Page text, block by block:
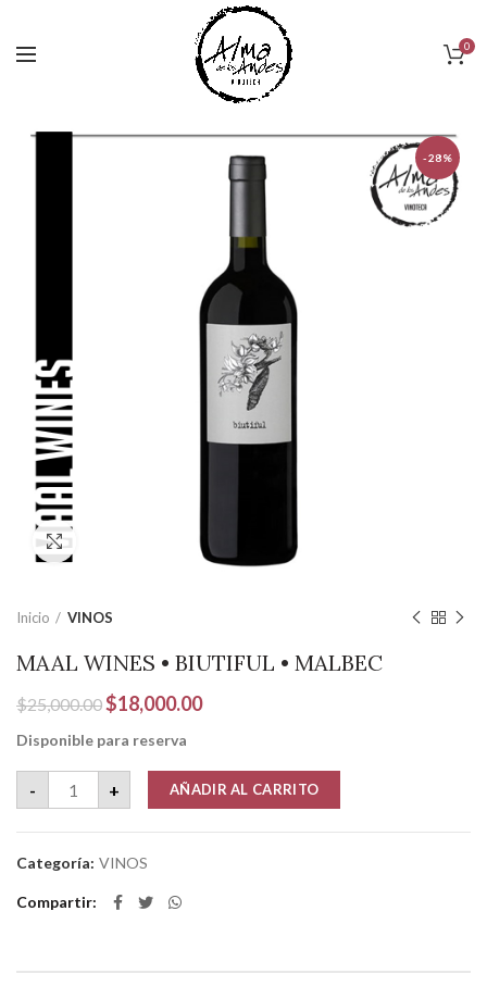
0
-28%
Inicio VINOS
MAAL WINES • BIUTIFUL • MALBEC
$25,000.00 El
original
era:
$25,000.00.
$18,000.00El
es:
$18,000.00.
Disponible para reserva
-
MAAL WINES • BIUTIFUL • MALBEC cantidad
+ AÑADIR AL CARRITO
Categoría: VINOS
Compartir